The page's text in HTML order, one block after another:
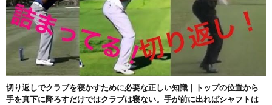
切り返しでクラブを寝かすために必要な正しい知識｜トップの位置から
手を真下に降ろすだけではクラブは寝ない。手が前に出ればシャフトは